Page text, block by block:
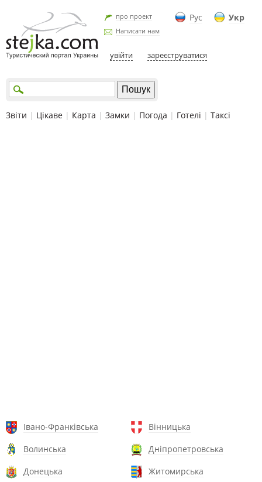
Рус Укр
про проект
Написати нам
увійти зареєструватися
Звіти | Цікаве | Карта | Замки | Погода | Готелі | Таксі
Івано-Франківська
Вінницька
Волинська
Дніпропетровська
Донецька
Житомирська